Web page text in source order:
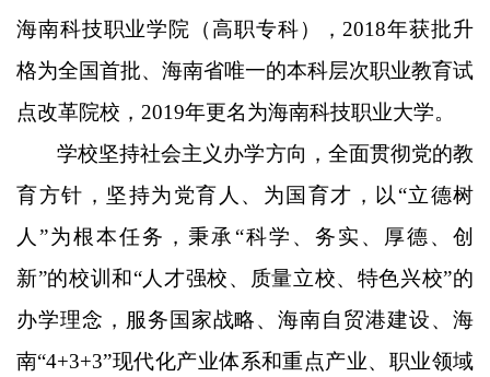
海南科技职业学院（高职专科），2018年获批升
格为全国首批、海南省唯一的本科层次职业教育试
点改革院校，2019年更名为海南科技职业大学。
学校坚持社会主义办学方向，全面贯彻党的教
育方针，坚持为党育人、为国育才，以 “立德树
人”为根本任务，秉承“科学、务实、厚德、创
新”的校训和“人才强校、质量立校、特色兴校”的
办学理念，服务国家战略、海南自贸港建设、海
南“4+3+3”现代化产业体系和重点产业、职业领域